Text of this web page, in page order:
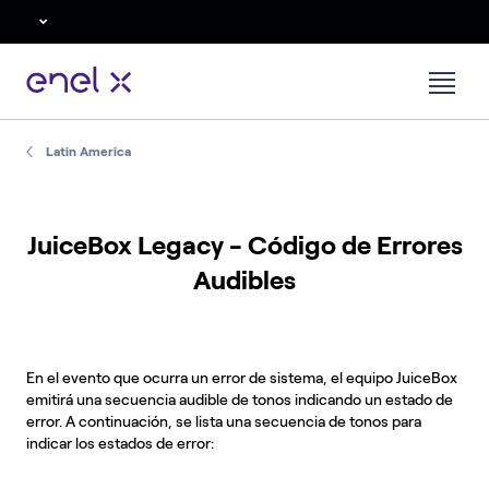
Latin America
JuiceBox Legacy - Código de Errores
Audibles
En el evento que ocurra un error de sistema, el equipo JuiceBox
emitirá una secuencia audible de tonos indicando un estado de
error. A continuación, se lista una secuencia de tonos para
indicar los estados de error: